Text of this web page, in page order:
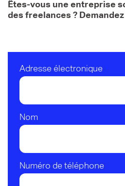
Êtes-vous une entreprise
des freelances ?
Adresse électronique
Nom
Numéro de téléphone